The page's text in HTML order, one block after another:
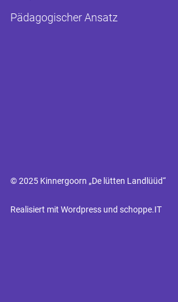
Pädagogischer Ansatz
© 2025 Kinnergoorn „De lütten Landlüüd“
Realisiert mit Wordpress und schoppe.IT